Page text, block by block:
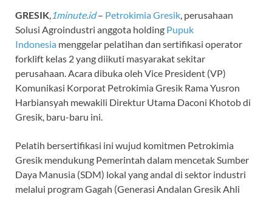
GRESIK, 1minute.id– Petrokimia Gresik, perusahaan
Solusi Agroindustri anggota holding Pupuk
Indonesia menggelar pelatihan dan sertifikasi operator
forklift kelas 2 yang diikuti masyarakat sekitar
perusahaan. Acara dibuka oleh Vice President (VP)
Komunikasi Korporat Petrokimia Gresik Rama Yusron
Harbiansyah mewakili Direktur Utama Daconi Khotob di
Gresik, baru-baru ini.
Pelatih bersertifikasi ini wujud komitmen Petrokimia
Gresik mendukung Pemerintah dalam mencetak Sumber
Daya Manusia (SDM) lokal yang andal di sektor industri
melalui program Gagah (Generasi Andalan Gresik Ahli